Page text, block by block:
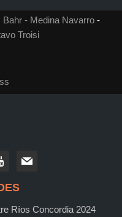
Bahr - Medina Navarro-
Troisi
Ríos Concordia 2024